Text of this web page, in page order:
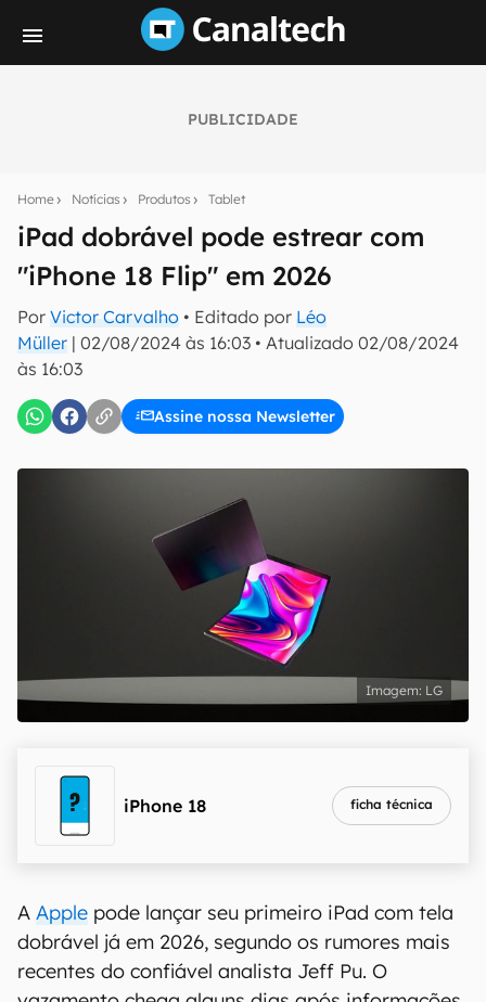
PUBLICIDADE
Home Notícias Produtos Tablet
iPad dobrável pode estrear com
"iPhone 18 Flip" em 2026
Por Victor Carvalho • Editado por Léo
Müller | 02/08/2024 às 16:03 • Atualizado 02/08/2024
às 16:03
Assine nossa Newsletter
notícias e reviews sobre tecnologia em primeira
mão.
E-mail
Confirmo que li, aceito e concordo com os
LG
iPhone 18 ficha técnica
A Apple pode lançar seu primeiro iPad com tela
dobrável já em 2026, segundo os rumores mais
recentes do confiável analista Jeff Pu. O